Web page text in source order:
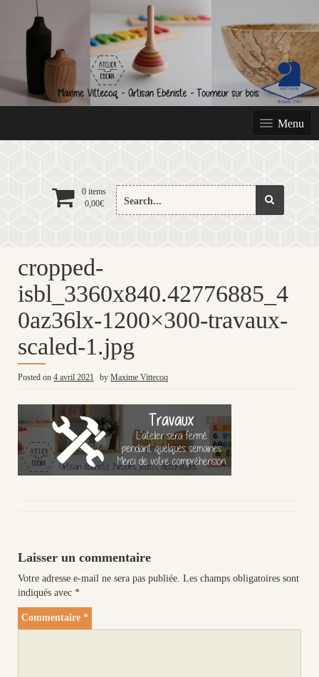
content
Menu
0 items
0,00€
Search
for:
cropped-
isbl_3360x840.42776885_4
0az36lx-1200×300-travaux-
scaled-1.jpg
Posted on 4 avril 2021 by Maxime Vittecoq
Laisser un commentaire
Votre adresse e-mail ne sera pas publiée. Les champs obligatoires sont
indiqués avec *
Commentaire *